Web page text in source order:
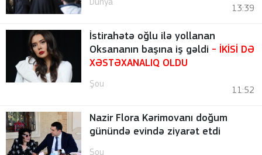
Dünya
13:39
İstirahətə oğlu ilə yollanan
Oksananın başına iş gəldi - İKİSİ DƏ
XƏSTƏXANALIQ OLDU
Şou
11:52
Nazir Flora Kərimovanı doğum
günündə evində ziyarət etdi
Şou